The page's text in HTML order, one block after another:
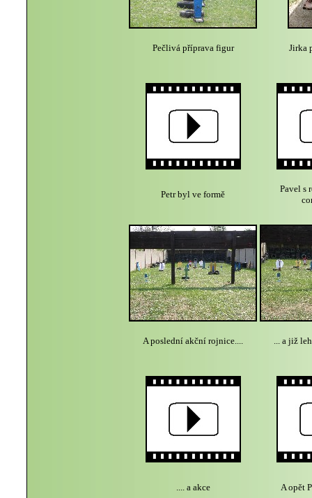
Pečlivá příprava figur Jirka
Petr byl ve formě
Pavel s
A poslední akční rojnice.... ... a již
.... a akce A opět